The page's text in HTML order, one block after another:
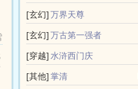
[玄幻]万界天尊
[玄幻]万古第一强者
[穿越]水浒西门庆
[其他]掌清